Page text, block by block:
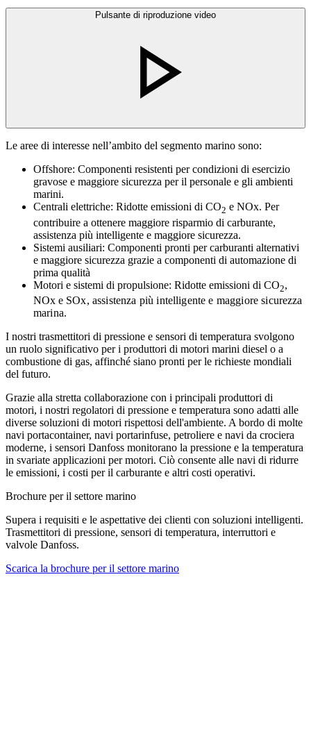
Pulsante di riproduzione video
Le aree di interesse nell’ambito del segmento marino sono:
Offshore: Componenti resistenti per condizioni di esercizio
gravose e maggiore sicurezza per il personale e gli ambienti
marini.
Centrali elettriche: Ridotte emissioni di CO2 e NOx. Per
contribuire a ottenere maggiore risparmio di carburante,
assistenza più intelligente e maggiore sicurezza.
Sistemi ausiliari: Componenti pronti per carburanti alternativi
e maggiore sicurezza grazie a componenti di automazione di
prima qualità
Motori e sistemi di propulsione: Ridotte emissioni di CO2,
NOx e SOx, assistenza più intelligente e maggiore sicurezza
marina.
I nostri trasmettitori di pressione e sensori di temperatura svolgono
un ruolo significativo per i produttori di motori marini diesel o a
combustione di gas, affinché siano pronti per le richieste mondiali
del futuro.
Grazie alla stretta collaborazione con i principali produttori di
motori, i nostri regolatori di pressione e temperatura sono adatti alle
diverse soluzioni di motori rispettosi dell'ambiente. A bordo di molte
navi portacontainer, navi portarinfuse, petroliere e navi da crociera
moderne, i sensori Danfoss monitorano la pressione e la temperatura
in svariate applicazioni per motori. Ciò consente alle navi di ridurre
le emissioni, i costi per il carburante e altri costi operativi.
Brochure per il settore marino
Supera i requisiti e le aspettative dei clienti con soluzioni intelligenti.
Trasmettitori di pressione, sensori di temperatura, interruttori e
valvole Danfoss.
Scarica la brochure per il settore marino